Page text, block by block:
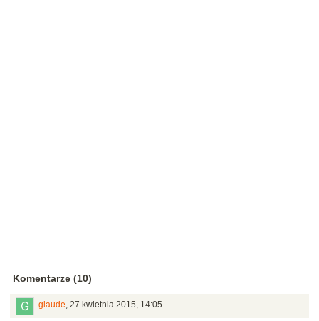
Komentarze (10)
glaude, 27 kwietnia 2015, 14:05